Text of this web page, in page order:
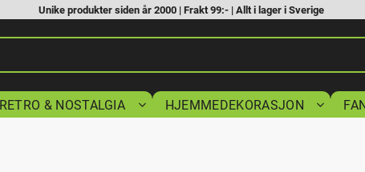
Unike produkter siden år 2000 | Frakt 99:- | Allt i lager i Sverige
RETRO & NOSTALGIA HJEMMEDEKORASJON